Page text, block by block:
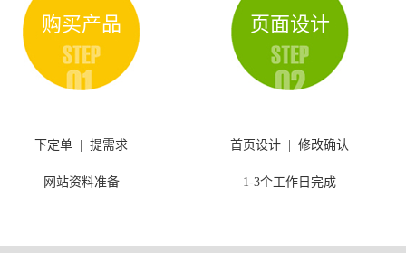
购买产品
下定单 | 提需求
网站资料准备
页面设计
首页设计 | 修改确认
1-3个工作日完成